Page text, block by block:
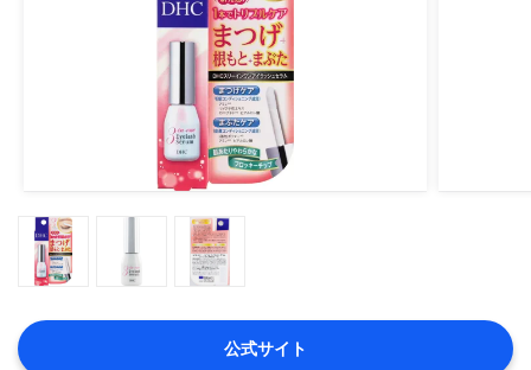
公式サイト